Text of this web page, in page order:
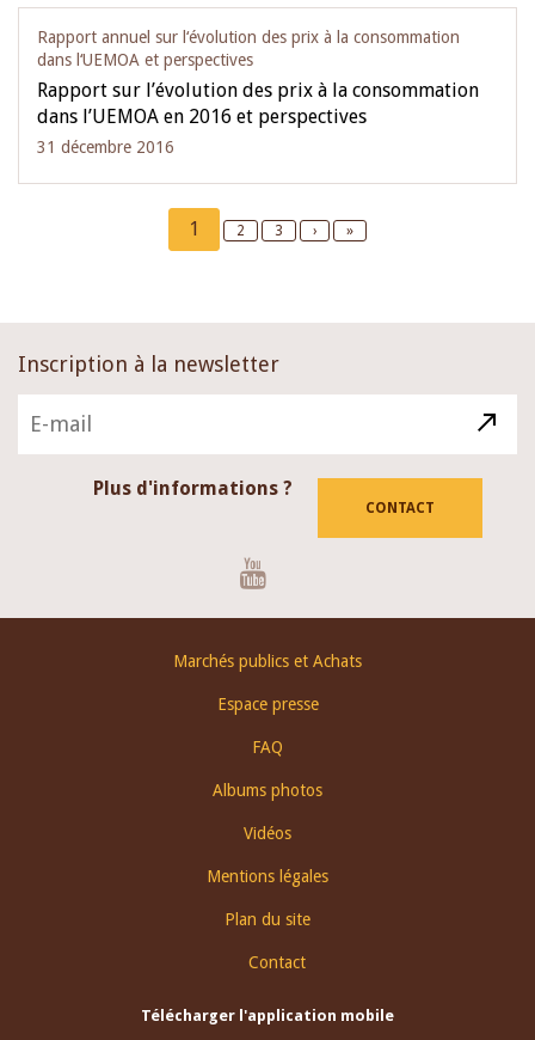
Rapport annuel sur l‘évolution des prix à la consommation
dans l‘UEMOA et perspectives
Rapport sur l’évolution des prix à la consommation
dans l’UEMOA en 2016 et perspectives
31 décembre 2016
Current
page
1 Page
2 Page
3
Next
›
Last
»
Inscription à la newsletter
Plus d'informations ?
CONTACT
Marchés publics et Achats
Espace presse
FAQ
Albums photos
Vidéos
Mentions légales
Plan du site
Contact
Télécharger l'application mobile